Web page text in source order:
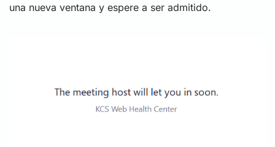
una nueva ventana y espere a ser admitido.